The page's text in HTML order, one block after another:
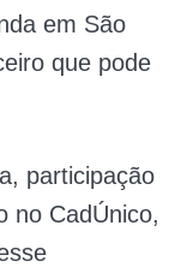
em São
que pode
participação
no CadÚnico,